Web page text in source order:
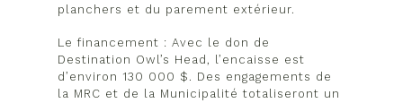
planchers et du parement extérieur.
Le financement : Avec le don de
Destination Owl’s Head, l’encaisse est
d’environ 130 000 $. Des engagements de
la MRC et de la Municipalité totaliseront un